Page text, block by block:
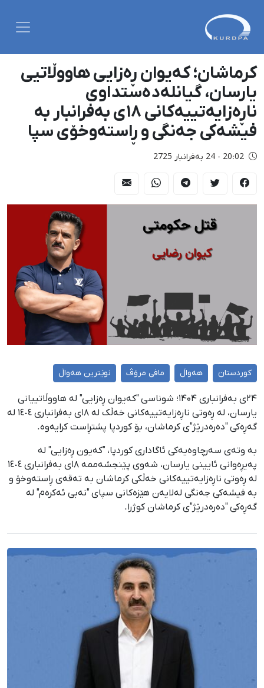
کرماشان؛ کەیوان ڕەزایی هاووڵاتیی
یارسان، گیانلەدەستداوی
ناڕەزایەتییەکانی ١٨ی بەفرانبار بە
فیشەکی جەنگی و ڕاستەوخۆی سپا
20:02 - 24 بەفرانبار 2725
کوردستان هەواڵ مافی مرۆڤ نوێترین هەواڵ
۲۴ی بەفرانباری ۱۴۰۴؛ شوناسی "کەیوان ڕەزایی" لە هاووڵاتییانی
یارسان، لە ڕەوتی ناڕەزایەتییەکانی خەڵک لە ١٨ی بەفرانباری ١٤٠٤ لە
گەڕەکی "دەرەدرێژ"ی کرماشان، بۆ کوردپا پشتڕاست کرایەوە.
بە وتەی سەرچاوەیەکی ئاگاداری کوردپا، "كەیون ڕەزایی" لە
پەیڕەوانی ئایینی یارسان، شەوی پێنجشەممە ١٨ی بەفرانباری ١٤٠٤
لە ڕەوتی ناڕەزایەتییەکانی خەڵکی کرماشان بە تەقەی ڕاستەوخۆ و
بە فیشەکی جەنگی لەلایەن هێزەکانی سپای "نەبی ئەکرەم" لە
گەڕەکی "دەرەدرێژ"ی کرماشان کوژرا.